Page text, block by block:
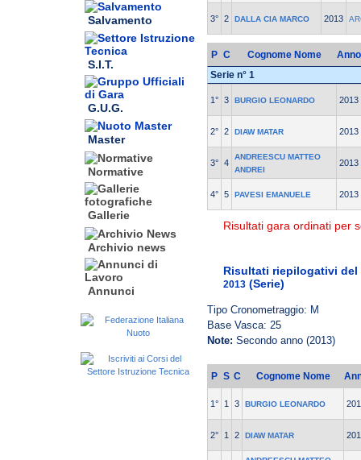
Salvamento
S.I.T.
G.U.G.
Master
Normative
Gallerie
Archivio news
Annunci
3° 2 DALLA CIA MARCO 2013
P C Cognome Nome
Anno
Serie n° 1
1° 3 BURGIO LEONARDO 2013
2° 2 DIAW MATAR 2013
3° 4
ANDREESCU MATTEO
ANDREI
2013
4° 5 PAVESI EMANUELE 2013
Risultati gara ordinati per
Risultati riepilogativi del
2013 (Serie)
Tipo Cronometraggio: M
Base Vasca: 25
Note: Secondo anno (2013)
P S C Cognome Nome
1° 1 3 BURGIO LEONARDO
2° 1 2 DIAW MATAR